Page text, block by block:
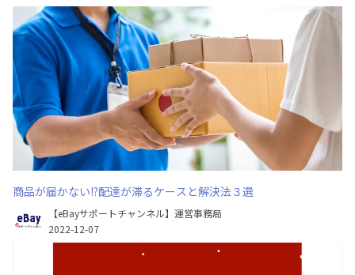
商品が届かない!?配達が滞るケースと解決法３選
【eBayサポートチャンネル】運営事務局
2022-12-07